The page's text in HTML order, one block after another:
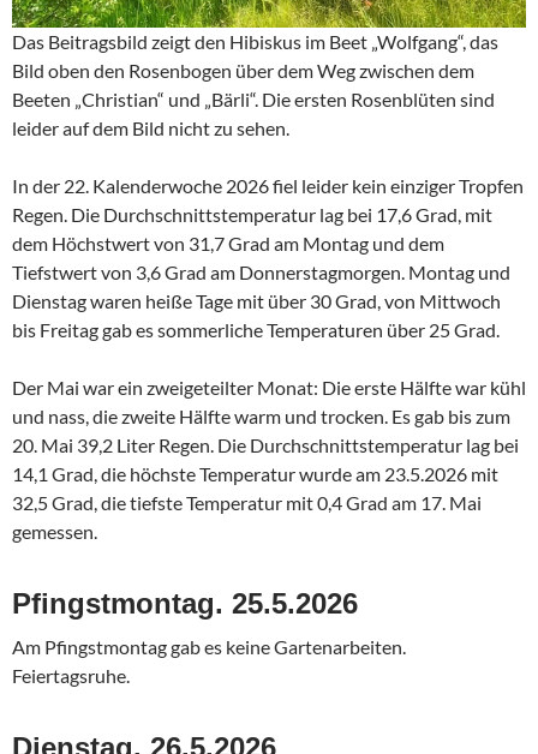
Das Beitragsbild zeigt den Hibiskus im Beet „Wolfgang“, das
Bild oben den Rosenbogen über dem Weg zwischen dem
Beeten „Christian“ und „Bärli“. Die ersten Rosenblüten sind
leider auf dem Bild nicht zu sehen.
In der 22. Kalenderwoche 2026 fiel leider kein einziger Tropfen
Regen. Die Durchschnittstemperatur lag bei 17,6 Grad, mit
dem Höchstwert von 31,7 Grad am Montag und dem
Tiefstwert von 3,6 Grad am Donnerstagmorgen. Montag und
Dienstag waren heiße Tage mit über 30 Grad, von Mittwoch
bis Freitag gab es sommerliche Temperaturen über 25 Grad.
Der Mai war ein zweigeteilter Monat: Die erste Hälfte war kühl
und nass, die zweite Hälfte warm und trocken. Es gab bis zum
20. Mai 39,2 Liter Regen. Die Durchschnittstemperatur lag bei
14,1 Grad, die höchste Temperatur wurde am 23.5.2026 mit
32,5 Grad, die tiefste Temperatur mit 0,4 Grad am 17. Mai
gemessen.
Pfingstmontag. 25.5.2026
Am Pfingstmontag gab es keine Gartenarbeiten.
Feiertagsruhe.